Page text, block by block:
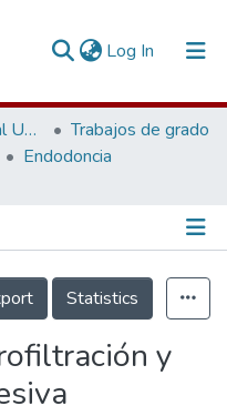
Log In (current)
Repositorio institucional Unicoc, RI-unicoc
Trabajos de grado
Endodoncia
Publicación
Statistics
y